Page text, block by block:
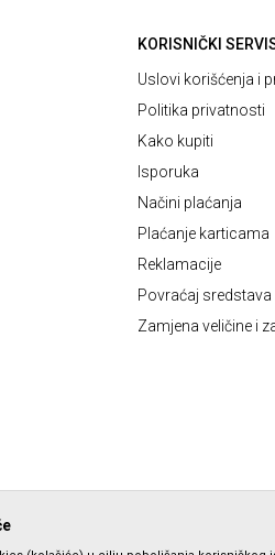
KORISNIČKI
Uslovi korišćenja i
Politika privatnosti
Kako kupiti
Isporuka
Načini plaćanja
Plaćanje karticama
Reklamacije
Povraćaj sredstava
Zamjena veličine i